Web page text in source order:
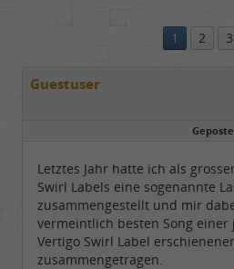
1 2 3
Guestuser
Letztes Jahr hatte ich als
Swirl Labels eine sogenannte
zusammengestellt und mir
vermeintlich besten Song einer
Vertigo Swirl Label
zusammengetragen.